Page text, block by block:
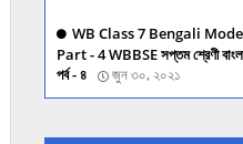
WB Class 7 Bengali
Part - 4 WBBSE সপ্তম শ্রেণী বাংলা
পর্ব - ৪
জুন ৩০, ২০২১